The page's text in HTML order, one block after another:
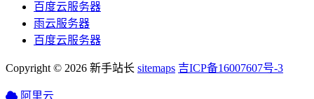
百度云服务器
雨云服务器
百度云服务器
Copyright © 2026 新手站长 sitemaps 吉ICP备16007607号-3
阿里云